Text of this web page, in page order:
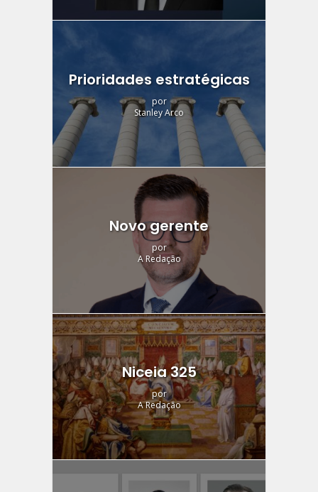
Prioridades estratégicas
por
Stanley Arco
Novo gerente
por
A Redação
Niceia 325
por
A Redação